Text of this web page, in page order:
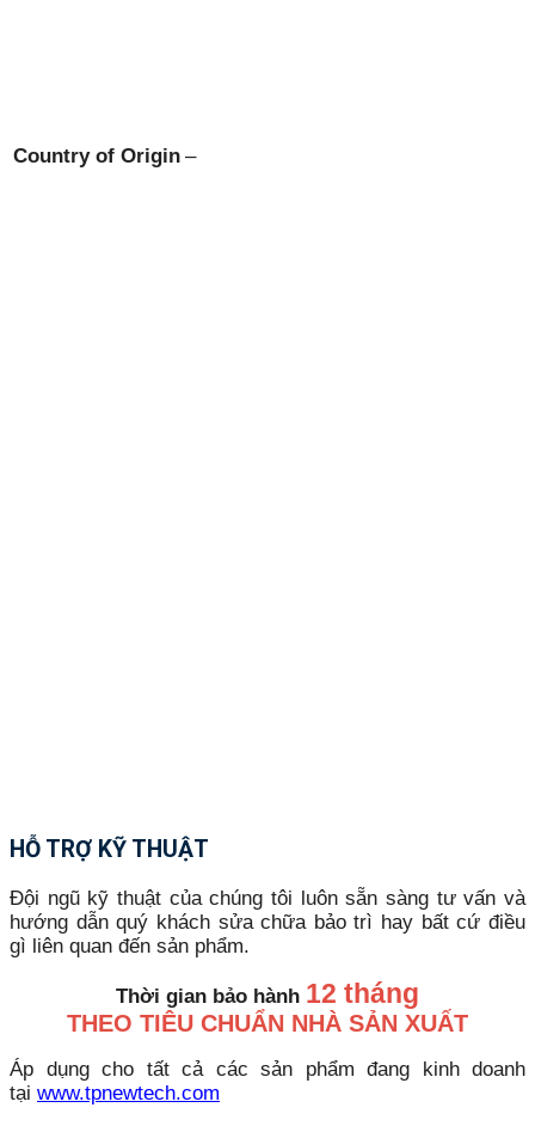
Country of Origin –
HỖ TRỢ KỸ THUẬT
Đội ngũ kỹ thuật của chúng tôi luôn sẵn sàng tư vấn và
hướng dẫn quý khách sửa chữa bảo trì hay bất cứ điều
gì liên quan đến sản phẩm.
Thời gian bảo hành 12 tháng
THEO TIÊU CHUẨN NHÀ SẢN XUẤT
Áp dụng cho tất cả các sản phẩm đang kinh doanh
tại www.tpnewtech.com